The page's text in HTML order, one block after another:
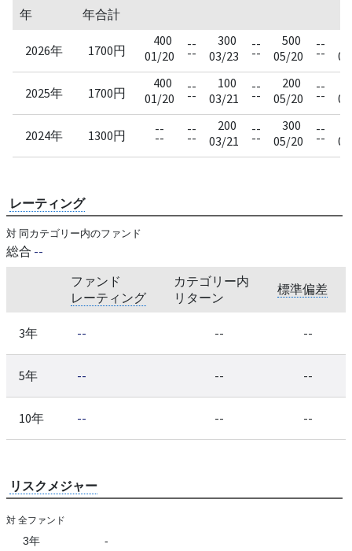
年 年合計
2026年 1700円
400
01/20
--
--
300
03/23
--
--
500
05/20
--
--
2025年 1700円
400
01/20
--
--
100
03/21
--
--
200
05/20
--
--
2024年 1300円 --
--
--
--
200
03/21
--
--
300
05/20
--
--
レーティング
対 同カテゴリー内のファンド
総合 --
ファンド
レーティング
カテゴリー内
リターン
標準偏差
3年 -- -- --
5年 -- -- --
10年 -- -- --
リスクメジャー
対 全ファンド
3年 -